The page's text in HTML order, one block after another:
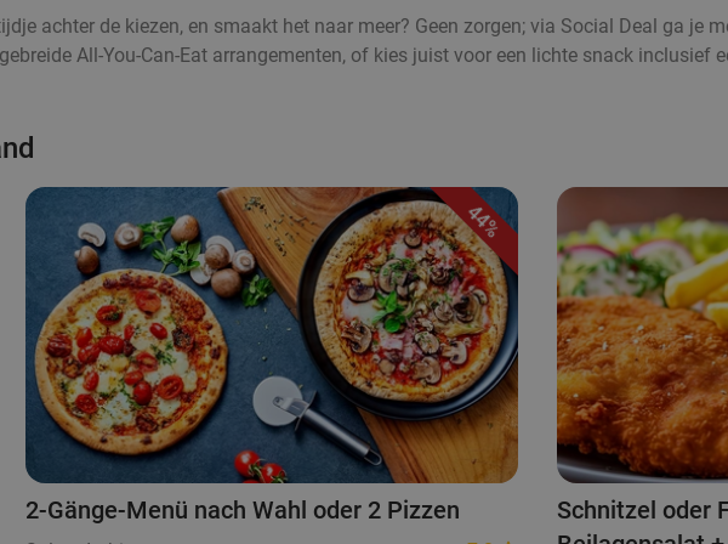
achter de kiezen, en smaakt het naar meer? Geen zorgen; via Social Deal ga je
All-You-Can-Eat arrangementen, of kies juist voor een lichte snack inclusief
44%
2-Gänge-Menü nach Wahl oder 2 Pizzen
Schnitzel oder